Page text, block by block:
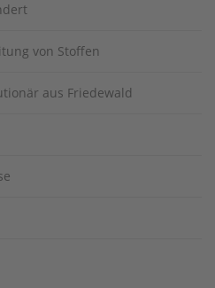
von Stoffen
aus Friedewald